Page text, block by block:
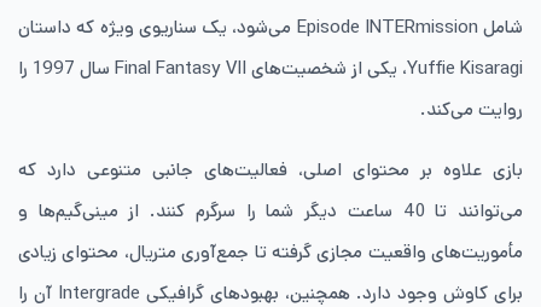
شامل Episode INTERmission می‌شود، یک سناریوی ویژه که داستان
Yuffie Kisaragi، یکی از شخصیت‌های Final Fantasy VII سال 1997 را
روایت می‌کند.
بازی علاوه بر محتوای اصلی، فعالیت‌های جانبی متنوعی دارد که
می‌توانند تا 40 ساعت دیگر شما را سرگرم کنند. از مینی‌گیم‌ها و
مأموریت‌های واقعیت مجازی گرفته تا جمع‌آوری متریال، محتوای زیادی
برای کاوش وجود دارد. همچنین، بهبودهای گرافیکی Intergrade آن را